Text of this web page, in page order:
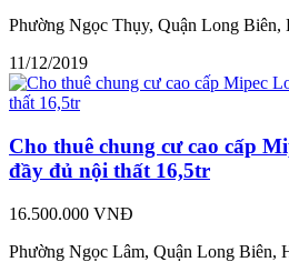
Phường Ngọc Thụy, Quận Long Biên,
11/12/2019
Cho thuê chung cư cao cấp
đầy đủ nội thất 16,5tr
16.500.000 VNĐ
Phường Ngọc Lâm, Quận Long Biên,